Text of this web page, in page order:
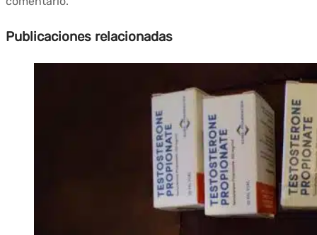
Publicaciones relacionadas